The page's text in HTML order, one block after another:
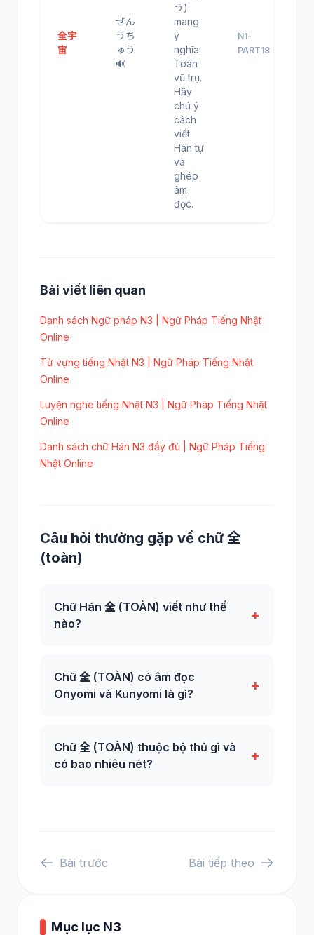
全宇
宙
ぜん
うち
ゅう
🔊
う)
mang
ý
nghĩa:
Toàn
vũ trụ.
Hãy
chú ý
cách
viết
Hán tự
và
ghép
âm
đọc.
N1-
PART18
Bài viết liên quan
Danh sách Ngữ pháp N3 | Ngữ Pháp Tiếng Nhật
Online
Từ vựng tiếng Nhật N3 | Ngữ Pháp Tiếng Nhật
Online
Luyện nghe tiếng Nhật N3 | Ngữ Pháp Tiếng Nhật
Online
Danh sách chữ Hán N3 đầy đủ | Ngữ Pháp Tiếng
Nhật Online
Câu hỏi thường gặp về chữ 全
(toàn)
Chữ Hán 全 (TOÀN) viết như thế
nào?
+
Chữ 全 (TOÀN) có âm đọc
Onyomi và Kunyomi là gì?
+
Chữ 全 (TOÀN) thuộc bộ thủ gì và
có bao nhiêu nét?
+
Bài trước Bài tiếp theo
Mục lục N3